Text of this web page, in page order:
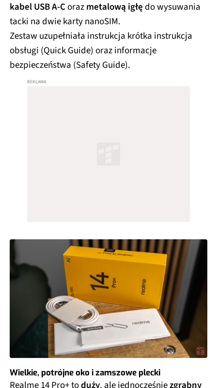
kabel USB A-Corazmetalową igłę do wysuwania
tacki na dwie karty nanoSIM.
Zestaw uzupełniała instrukcja krótka instrukcja
obsługi (Quick Guide) oraz informacje
bezpieczeństwa (Safety Guide).
Wielkie, potrójne oko i zamszowe plecki
Realme 14 Pro+ toduży, ale jednocześniezgrabny